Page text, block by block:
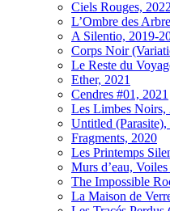
Ciels Rouges, 2022
L’Ombre des
A Silentio, 2019-
Corps Noir
Le Reste du
Ether, 2021
Cendres #01, 2021
Les Limbes Noirs,
Untitled (Parasite),
Fragments, 2020
Les Printemps
Murs d’eau,
The Impossible
La Maison de